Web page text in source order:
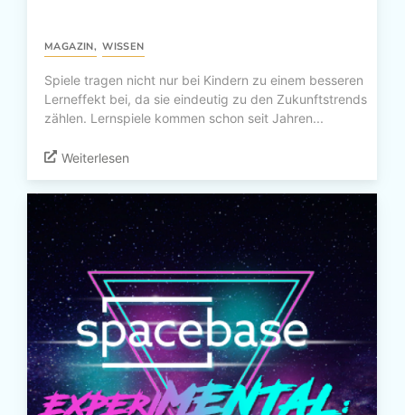
MAGAZIN, WISSEN
Spiele tragen nicht nur bei Kindern zu einem besseren
Lerneffekt bei, da sie eindeutig zu den Zukunftstrends
zählen. Lernspiele kommen schon seit Jahren...
Weiterlesen